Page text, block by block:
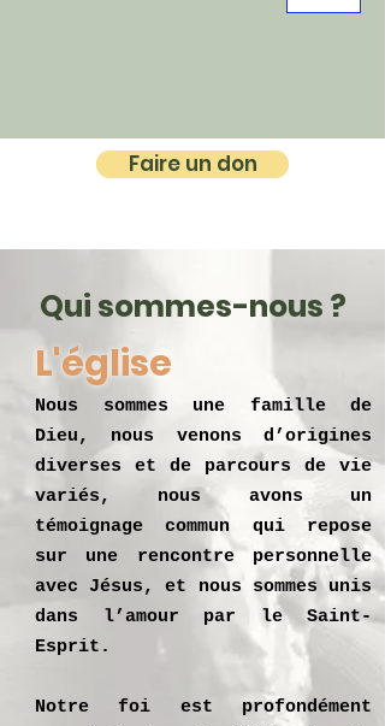
Faire un don
Qui sommes-nous ?
L'église
Nous sommes une famille de
Dieu, nous venons d’origines
diverses et de parcours de vie
variés, nous avons un
témoignage commun qui repose
sur une rencontre personnelle
avec Jésus, et nous sommes unis
dans l’amour par le Saint-
Esprit.
Notre foi est profondément